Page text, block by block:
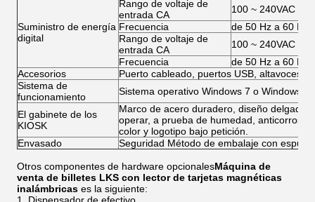
Suministro de energía
digital
Rango de voltaje de
entrada CA
100 ~ 240VAC
Frecuencia
de 50 Hz a 60 Hz
Rango de voltaje de
entrada CA
100 ~ 240VAC
Frecuencia
de 50 Hz a 60 Hz
Accesorios
Puerto cableado, puertos USB, altavoces,
Sistema de
funcionamiento
Sistema operativo Windows 7 o Windows
El gabinete de los
KIOSK
Marco de acero duradero, diseño delgado
operar, a prueba de humedad,
color y logotipo bajo petición.
Envasado
Seguridad Método de embalaje con
Otros componentes de hardware opcionalesMáquina de
venta de billetes LKS con lector de tarjetas magnéticas
inalámbricas es la siguiente: